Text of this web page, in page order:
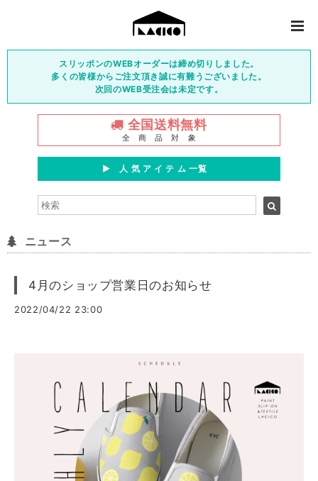
スリッポンのWEBオーダーは締め切りしました。
多くの皆様からご注文頂き誠に有難うございました。
次回のWEB受注会は未定です。
全国送料無料
全 商 品 対 象
▶︎ 人 気 ア イ テ ム 一覧
ニュース
4月のショップ営業日のお知らせ
2022/04/22 23:00